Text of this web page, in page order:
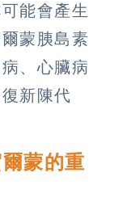
能會產生
蒙胰島素
、心臟病
新陳代
蒙的重